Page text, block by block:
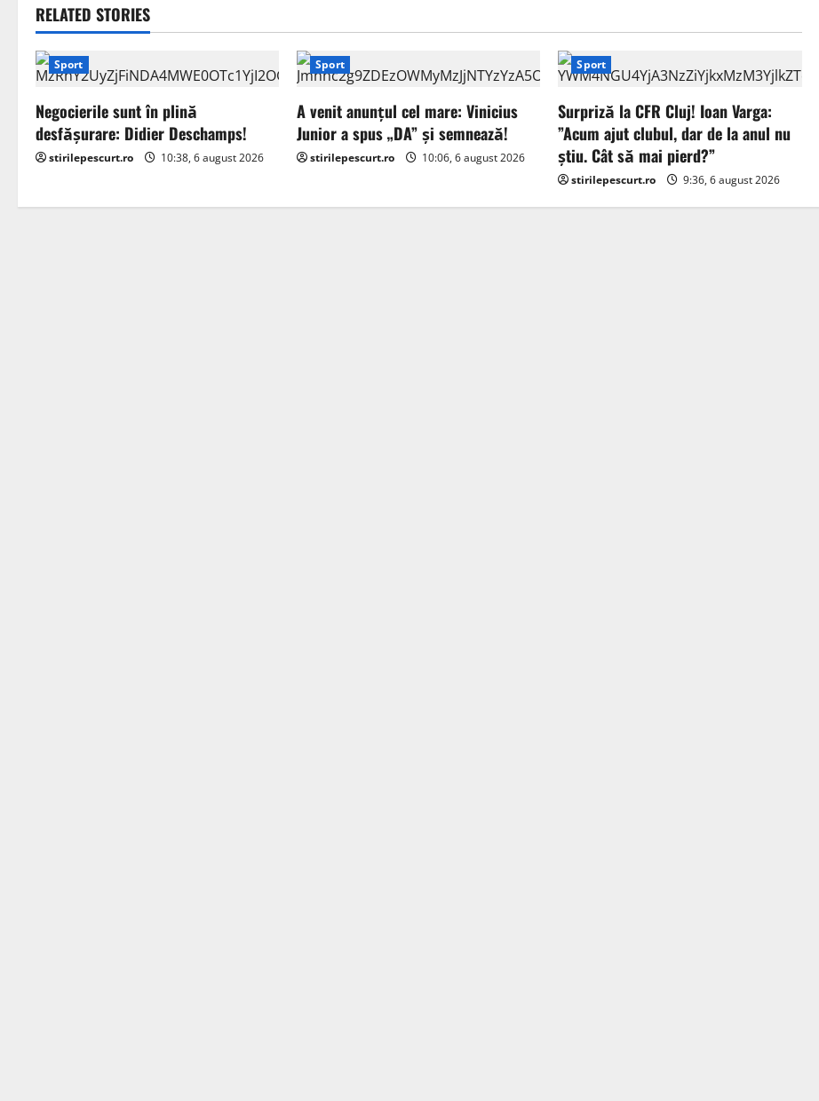
n
a
v
i
a
RELATED STORIES
Sport
Negocierile sunt în plină
desfășurare: Didier Deschamps!
stirilepescurt.ro 10:38, 6 august 2026
Sport
A venit anunțul cel mare: Vinicius
Junior a spus „DA” și semnează!
stirilepescurt.ro 10:06, 6 august 2026
Sport
Surpriză la CFR Cluj! Ioan Varga:
”Acum ajut clubul, dar de la anul nu
știu. Cât să mai pierd?”
stirilepescurt.ro 9:36, 6 august 2026